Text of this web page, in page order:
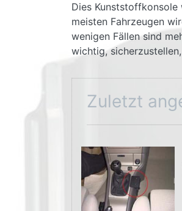
Dies
meisten Fahrzeugen
wenigen Fällen sind
wichtig,
Zuletzt